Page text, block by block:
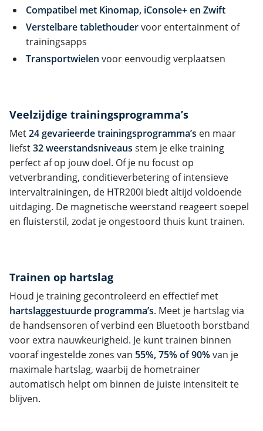
Compatibel met Kinomap, iConsole+ en Zwift
Verstelbare tablethoudervoor entertainment of
trainingsapps
Transportwielen voor eenvoudig verplaatsen
Veelzijdige trainingsprogramma’s
Met24 gevarieerde trainingsprogramma’s en maar
liefst32 weerstandsniveaus stem je elke training
perfect af op jouw doel. Of je nu focust op
vetverbranding, conditieverbetering of intensieve
intervaltrainingen, de HTR200i biedt altijd voldoende
uitdaging. De magnetische weerstand reageert soepel
en fluisterstil, zodat je ongestoord thuis kunt trainen.
Trainen op hartslag
Houd je training gecontroleerd en effectief met
hartslaggestuurde programma’s. Meet je hartslag via
de handsensoren of verbind een Bluetooth borstband
voor extra nauwkeurigheid. Je kunt trainen binnen
vooraf ingestelde zones van 55%, 75% of 90%van je
maximale hartslag, waarbij de hometrainer
automatisch helpt om binnen de juiste intensiteit te
blijven.